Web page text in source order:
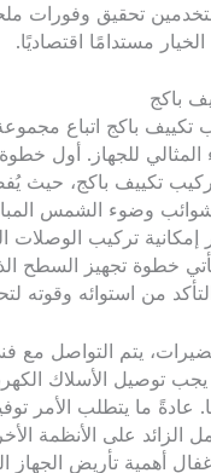
تحقيق وفورات
مستدامًا اقتصاديًا.
باكج
تكييف باكج اتباع
المثالي للجهاز. أول
تكييف باكج، حيث
وضوء الشمس
إمكانية تركيب الوصلات
تأتي خطوة تجهيز السطح
من استوائه وقوته
يتم التواصل مع
يجب توصيل الأسلاك
عادةً ما يتطلب الأمر
الزائد على الأنظمة
أهمية تأريض الجهاز